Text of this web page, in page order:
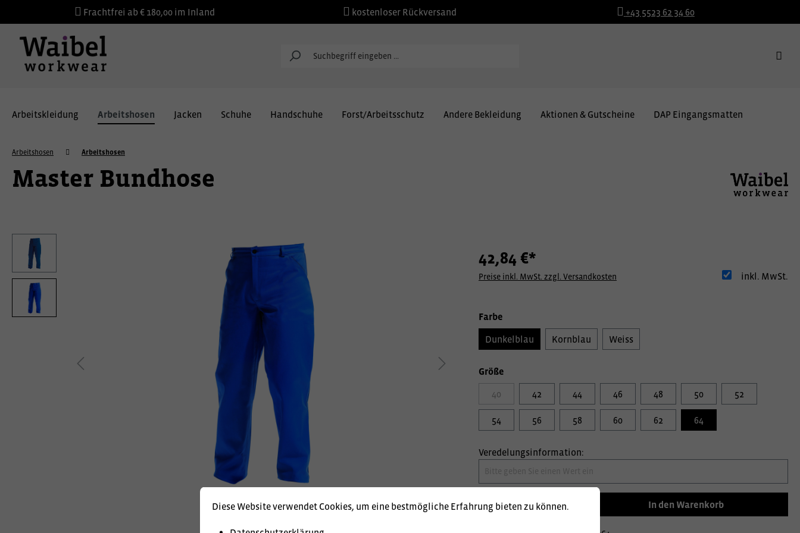
Frachtfrei ab € 180,00 im Inland kostenloser Rückversand +43 5523 62 34 60
Arbeitskleidung Arbeitshosen Jacken Schuhe Handschuhe Forst/Arbeitsschutz Andere Bekleidung Aktionen & Gutscheine DAP Eingangsmatten
Arbeitshosen Arbeitshosen
Master Bundhose
42,84 €*
inkl. MwSt.
Preise inkl. MwSt. zzgl. Versandkosten
Farbe
Dunkelblau Kornblau Weiss
Größe
40 42 44 46 48 50 52
54 56 58 60 62 64
Veredelungsinformation:
In den Warenkorb
Diese Website verwendet Cookies, um eine bestmögliche Erfahrung bieten zu können.